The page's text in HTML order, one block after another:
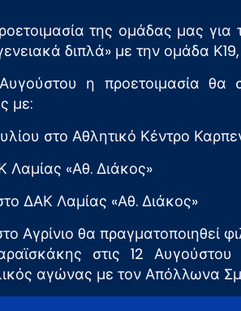
της ομάδας μας
διπλά» με την ομάδα Κ19,
η προετοιμασία θα
με:
στο Αθλητικό Κέντρο
Λαμίας «Αθ. Διάκος»
ΔΑΚ Λαμίας «Αθ. Διάκος»
Αγρίνιο θα πραγματοποιηθεί
στις 12 Αυγούστου
αγώνας με τον Απόλλωνα